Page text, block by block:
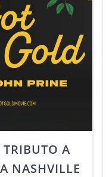
A
NASHVILLE